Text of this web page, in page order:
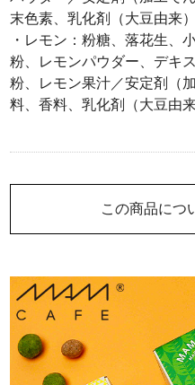
この商品につ
末色素、乳化剤（大豆由来）
・レモン：粉糖、落花生、
粉、レモンパウダー、デキ
粉、レモン果汁／安定剤（
料、香料、乳化剤（大豆由来